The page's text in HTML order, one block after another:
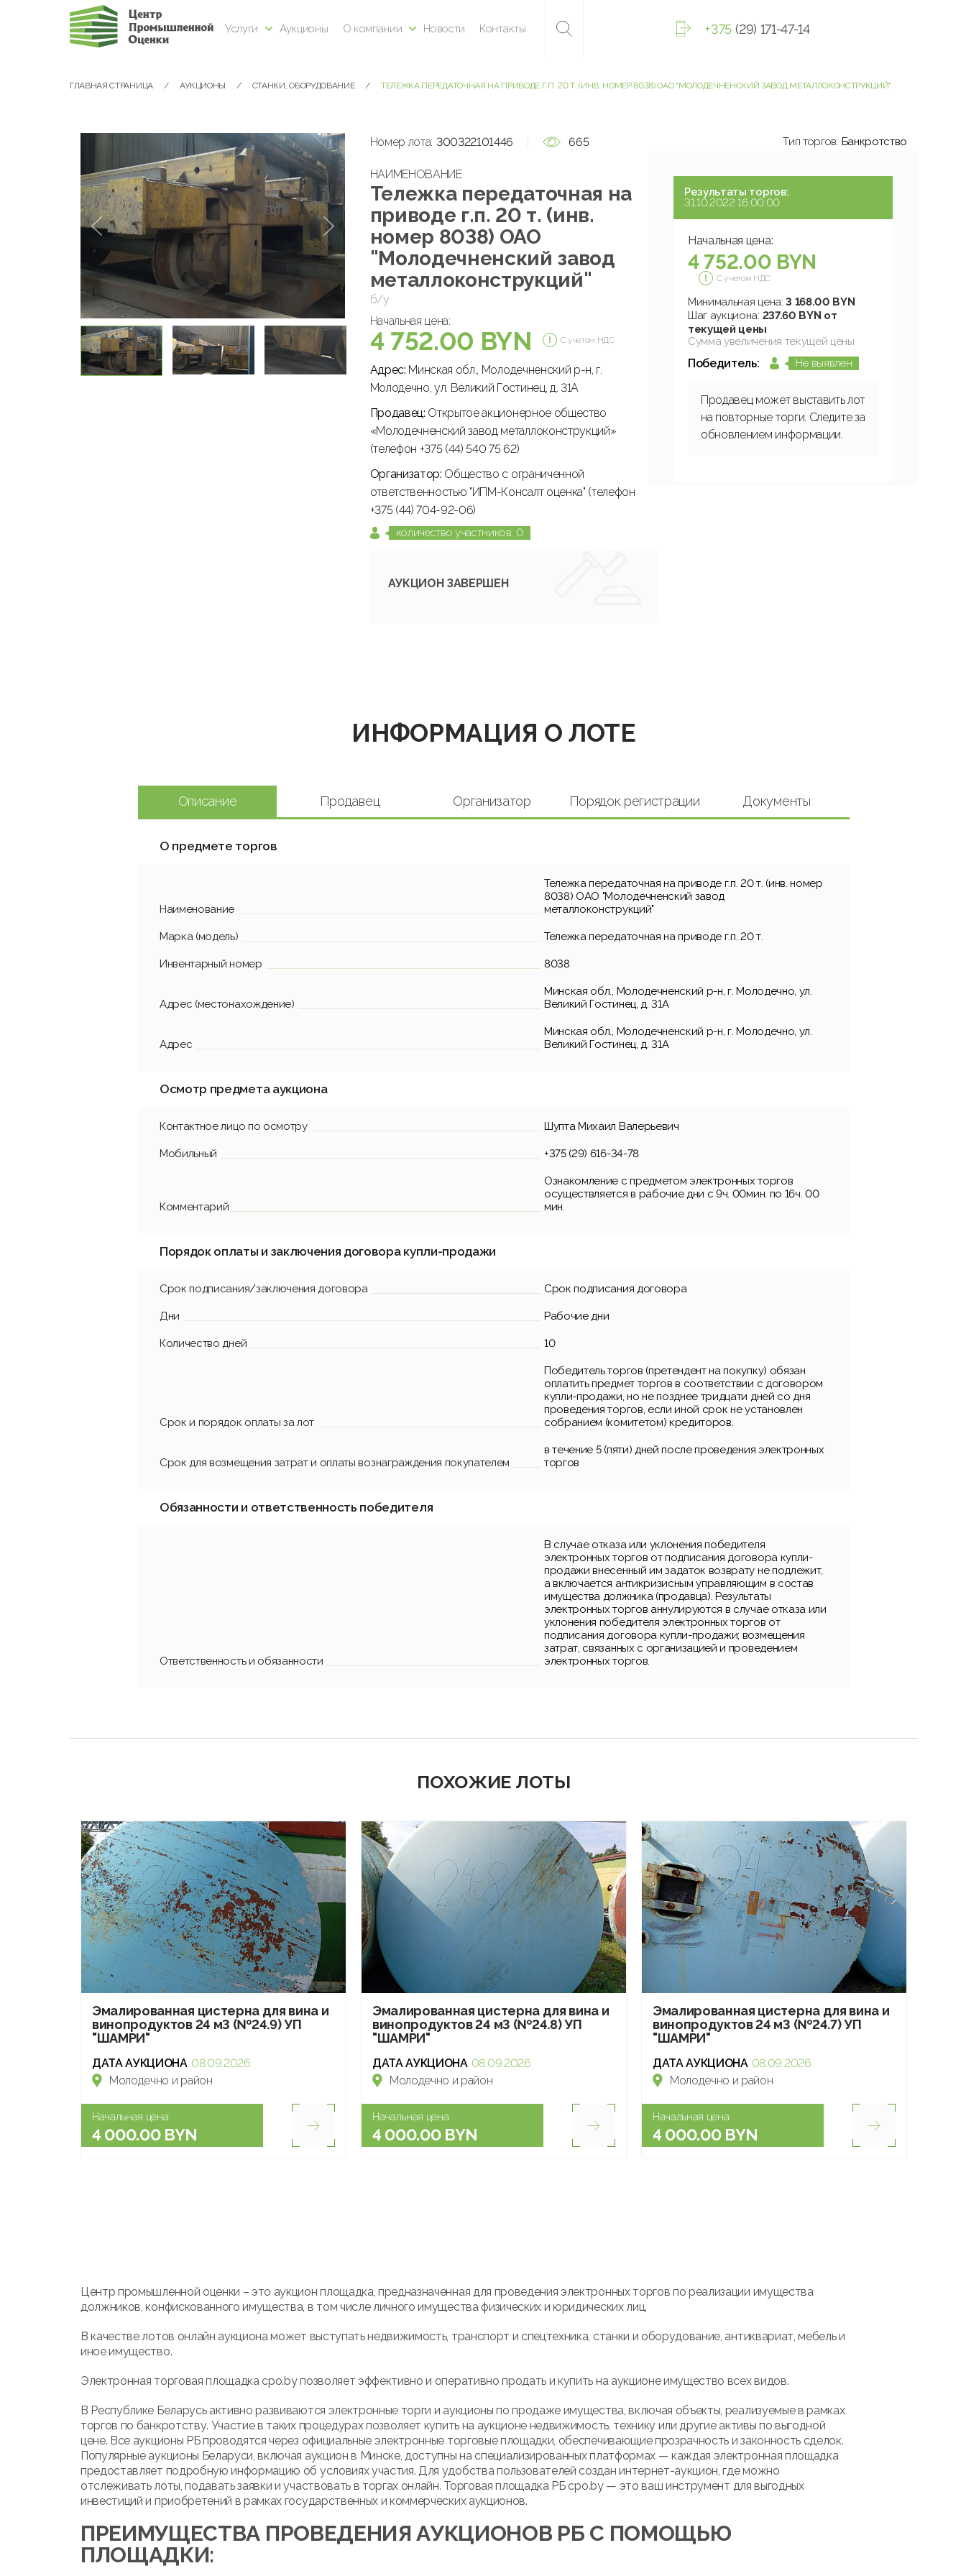
Услуги Аукционы О компании Новости Контакты +375 (29) 171-47-14
ГЛАВНАЯ СТРАНИЦА АУКЦИОНЫ СТАНКИ, ОБОРУДОВАНИЕ ТЕЛЕЖКА ПЕРЕДАТОЧНАЯ НА ПРИВОДЕ Г.П. 20 Т. (ИНВ. НОМЕР 8038) ОАО "МОЛОДЕЧНЕНСКИЙ ЗАВОД МЕТАЛЛОКОНСТРУКЦИЙ"
Номер лота: 300322101446 665
НАИМЕНОВАНИЕ
Тележка передаточная на
приводе г.п. 20 т. (инв.
номер 8038) ОАО
"Молодечненский завод
металлоконструкций"
б/у
Начальная цена:
4 752.00 BYN С учетом НДС
Адрес: Минская обл., Молодечненский р-н, г.
Молодечно, ул. Великий Гостинец, д. 31А
Продавец: Открытое акционерное общество
«Молодечненский завод металлоконструкций»
(телефон +375 (44) 540 75 62)
Организатор: Общество с ограниченной
ответственностью "ИПМ-Консалт оценка" (телефон
+375 (44) 704-92-06)
количество участников: 0
АУКЦИОН ЗАВЕРШЕН
Тип торгов: Банкротство
Результаты торгов:
31.10.2022 16:00:00
Начальная цена:
4 752.00 BYN
С учетом НДС
Минимальная цена:3 168.00 BYN
Шаг аукциона: 237.60 BYN от
текущей цены
Сумма увеличения текущей цены
Победитель: Не выявлен
Продавец может выставить лот
на повторные торги. Следите за
обновлением информации.
ИНФОРМАЦИЯ О ЛОТЕ
Описание Продавец Организатор Порядок регистрации Документы
О предмете торгов
Наименование
Тележка передаточная на приводе г.п. 20 т. (инв. номер
8038) ОАО "Молодечненский завод
металлоконструкций"
Марка (модель) Тележка передаточная на приводе г.п. 20 т.
Инвентарный номер 8038
Адрес (местонахождение)
Минская обл., Молодечненский р-н, г. Молодечно, ул.
Великий Гостинец, д. 31А
Адрес
Минская обл., Молодечненский р-н, г. Молодечно, ул.
Великий Гостинец, д. 31А
Осмотр предмета аукциона
Контактное лицо по осмотру Шупта Михаил Валерьевич
Мобильный +375 (29) 616-34-78
Комментарий
Ознакомление с предметом электронных торгов
осуществляется в рабочие дни с 9ч. 00мин. по 16ч. 00
мин.
Порядок оплаты и заключения договора купли-продажи
Срок подписания/заключения договора Срок подписания договора
Дни Рабочие дни
Количество дней 10
Срок и порядок оплаты за лот
Победитель торгов (претендент на покупку) обязан
оплатить предмет торгов в соответствии с договором
купли-продажи, но не позднее тридцати дней со дня
проведения торгов, если иной срок не установлен
собранием (комитетом) кредиторов.
Срок для возмещения затрат и оплаты вознаграждения покупателем
в течение 5 (пяти) дней после проведения электронных
торгов
Обязанности и ответственность победителя
Ответственность и обязанности
В случае отказа или уклонения победителя
электронных торгов от подписания договора купли-
продажи внесенный им задаток возврату не подлежит,
а включается антикризисным управляющим в состав
имущества должника (продавца). Результаты
электронных торгов аннулируются в случае отказа или
уклонения победителя электронных торгов от
подписания договора купли-продажи; возмещения
затрат, связанных с организацией и проведением
электронных торгов.
ПОХОЖИЕ ЛОТЫ
Эмалированная цистерна для вина и
винопродуктов 24 м3 (№24.9) УП
"ШАМРИ"
ДАТА АУКЦИОНА 08.09.2026
Молодечно и район
Начальная цена:
4 000.00 BYN
Эмалированная цистерна для вина и
винопродуктов 24 м3 (№24.8) УП
"ШАМРИ"
ДАТА АУКЦИОНА 08.09.2026
Молодечно и район
Начальная цена:
4 000.00 BYN
Эмалированная цистерна для вина и
винопродуктов 24 м3 (№24.7) УП
"ШАМРИ"
ДАТА АУКЦИОНА 08.09.2026
Молодечно и район
Начальная цена:
4 000.00 BYN
Центр промышленной оценки – это аукцион площадка, предназначенная для проведения электронных торгов по реализации имущества
должников, конфискованного имущества, в том числе личного имущества физических и юридических лиц.
В качестве лотов онлайн аукциона может выступать недвижимость, транспорт и спецтехника, станки и оборудование, антиквариат, мебель и
иное имущество.
Электронная торговая площадка cpo.by позволяет эффективно и оперативно продать и купить на аукционе имущество всех видов.
В Республике Беларусь активно развиваются электронные торги и аукционы по продаже имущества, включая объекты, реализуемые в рамках
торгов по банкротству. Участие в таких процедурах позволяет купить на аукционе недвижимость, технику или другие активы по выгодной
цене. Все аукционы РБ проводятся через официальные электронные торговые площадки, обеспечивающие прозрачность и законность сделок.
Популярные аукционы Беларуси, включая аукцион в Минске, доступны на специализированных платформах — каждая электронная площадка
предоставляет подробную информацию об условиях участия. Для удобства пользователей создан интернет-аукцион, где можно
отслеживать лоты, подавать заявки и участвовать в торгах онлайн. Торговая площадка РБ cpo.by — это ваш инструмент для выгодных
инвестиций и приобретений в рамках государственных и коммерческих аукционов.
ПРЕИМУЩЕСТВА ПРОВЕДЕНИЯ АУКЦИОНОВ РБ С ПОМОЩЬЮ
ПЛОЩАДКИ: